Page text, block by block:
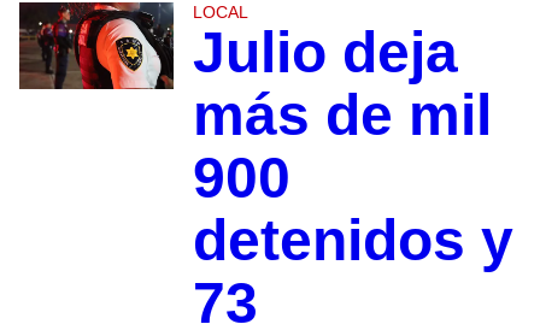
LOCAL
Julio deja
más de mil
900
detenidos y
73